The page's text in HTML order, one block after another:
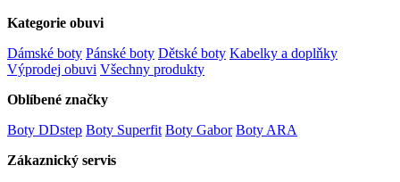
Kategorie obuvi
Dámské boty Pánské boty Dětské boty Kabelky a doplňky
Výprodej obuvi Všechny produkty
Oblíbené značky
Boty DDstep Boty Superfit Boty Gabor Boty ARA
Zákaznický servis